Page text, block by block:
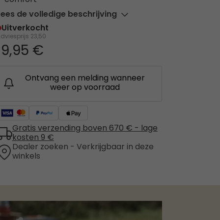
de volledige beschrijving
Uitverkocht
23,50
€
Ontvang een melding wanneer
weer op voorraad
Gratis verzending boven 670 € - lage
kosten 9 €
Dealer zoeken - Verkrijgbaar in deze
winkels